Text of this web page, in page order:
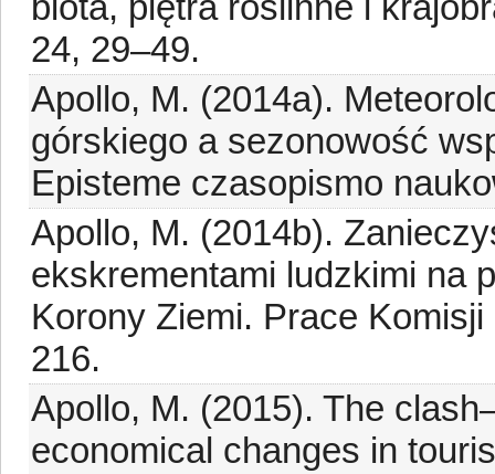
24, 29–49.
Apollo, M. (2014a).
górskiego a sezonowość
Episteme czasopismo
Apollo, M. (2014b).
ekskrementami ludzkimi na
Korony Ziemi. Prace
216.
Apollo, M. (2015). The
economical changes in